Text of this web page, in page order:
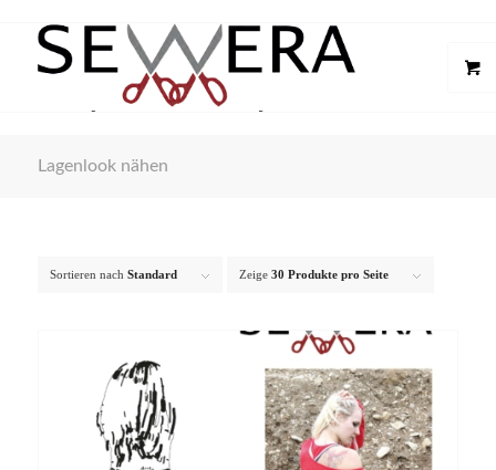
Lagenlook nähen
Sortieren nach Standard Zeige 30 Produkte pro Seite